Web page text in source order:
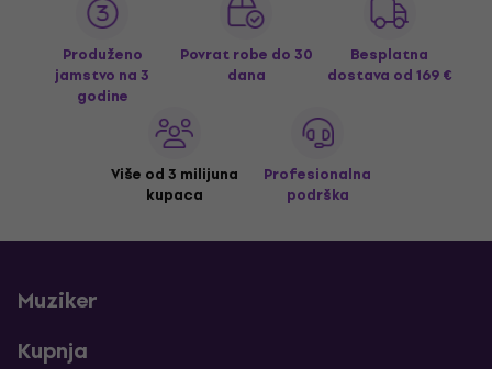
Produženo
jamstvo na 3
godine
Povrat robe do 30
dana
Besplatna
dostava od 169 €
Više od 3 milijuna
kupaca
Profesionalna
podrška
Muziker
Kupnja